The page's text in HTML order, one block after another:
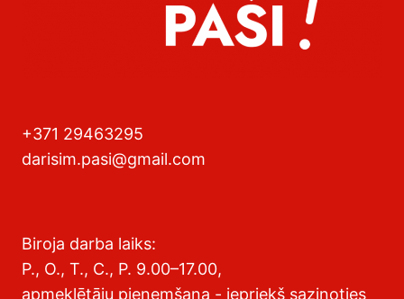
+371 29463295
darisim.pasi@gmail.com
Biroja darba laiks:
P., O., T., C., P. 9.00–17.00,
apmeklētāju pieņemšana - iepriekš sazinoties